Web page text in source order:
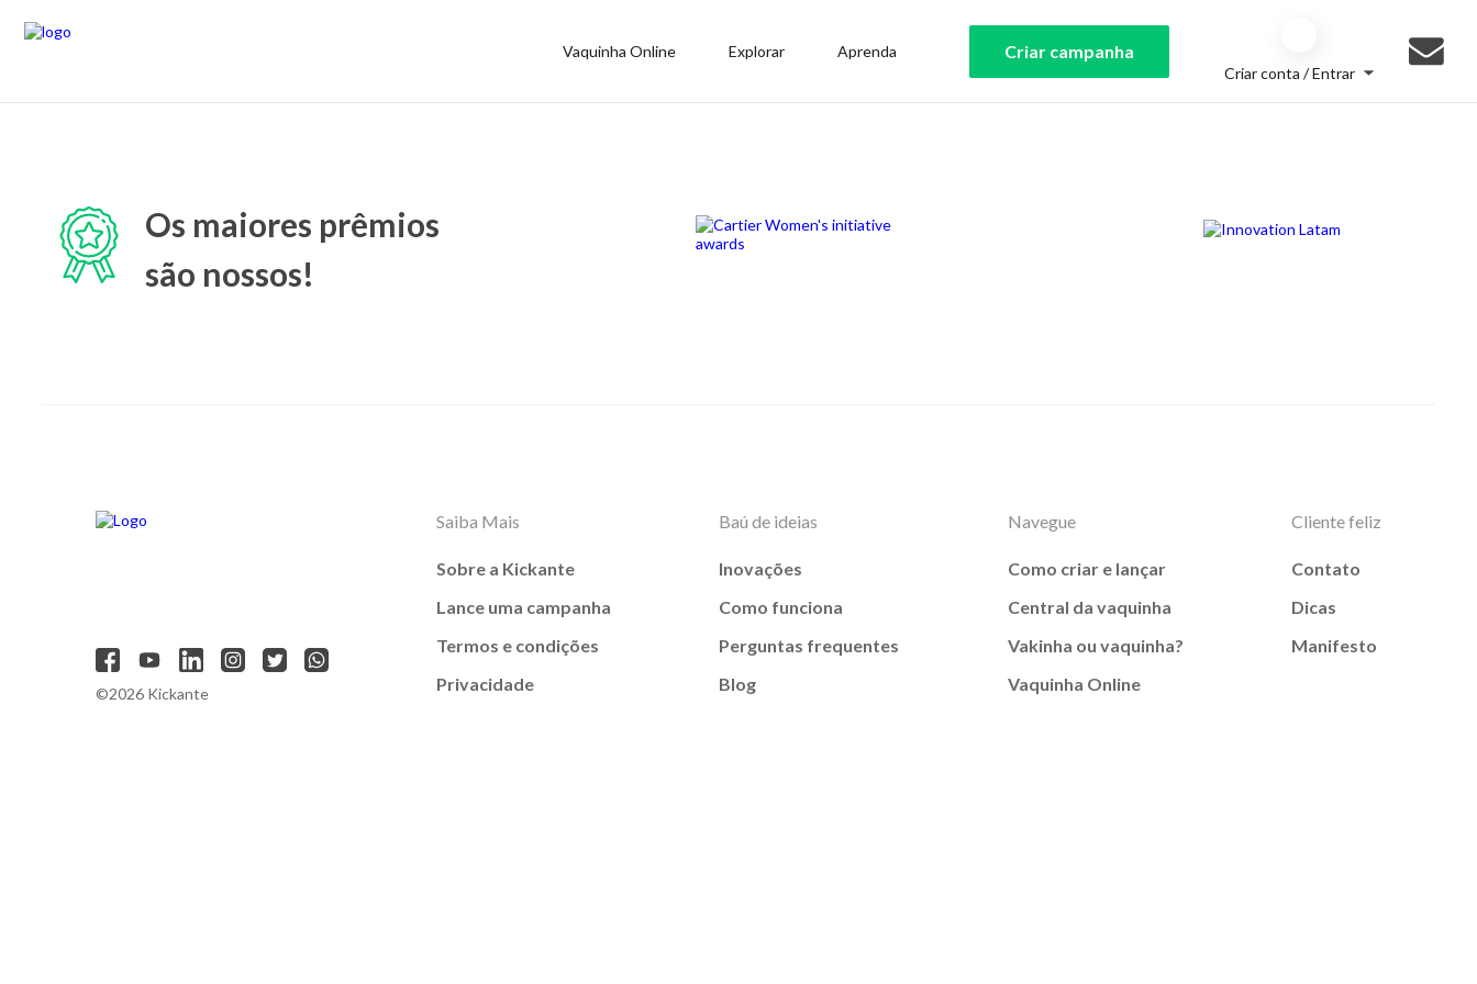
Vaquinha Online Explorar Aprenda Criar campanha
Criar conta / Entrar
Os maiores prêmios
são nossos!
©2026 Kickante
Saiba Mais
Sobre a Kickante
Lance uma campanha
Termos e condições
Privacidade
Baú de ideias
Inovações
Como funciona
Perguntas frequentes
Blog
Navegue
Como criar e lançar
Central da vaquinha
Vakinha ou vaquinha?
Vaquinha Online
Cliente feliz
Contato
Dicas
Manifesto